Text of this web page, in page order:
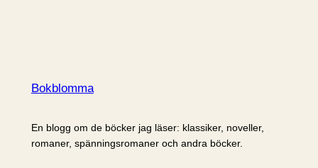
Bokblomma
En blogg om de böcker jag läser: klassiker, noveller,
romaner, spänningsromaner och andra böcker.